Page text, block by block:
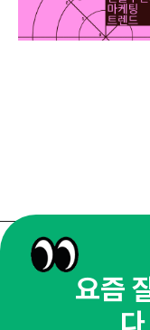
매주 화요일 아침,
마케팅 감각을 깨
65,043명의 마케터를 성장
요즘